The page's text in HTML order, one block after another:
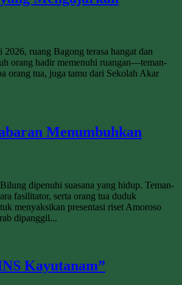
2026, ruang Bagong terasa hangat dan
orang hadir memenuhi ruangan—teman-
orang tua, juga tamu dari Sekolah Akar
Menumbuhkan
dipenuhi suasana yang hidup. Teman-
fasilitator, serta orang tua duduk
menyaksikan presentasi riset Amoroso
dipanggil...
Kayutanam”